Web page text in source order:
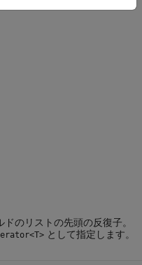
ドのリストの先頭の反復子。
として指定します。